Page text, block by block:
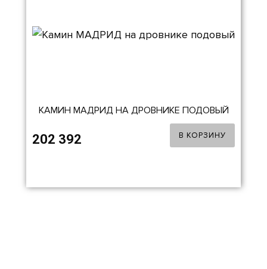
КАМИН МАДРИД НА ДРОВНИКЕ ПОДОВЫЙ
202 392 В КОРЗИНУ